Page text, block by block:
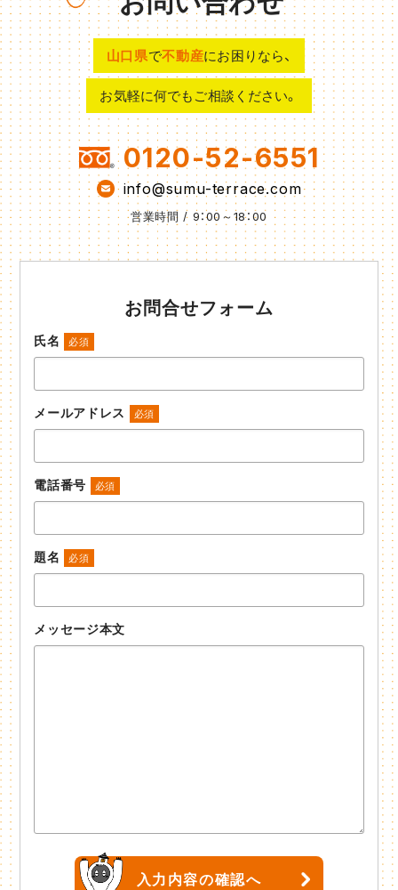
山口県で不動産にお困りなら、
お気軽に何でもご相談ください。
0120-52-6551
info@sumu-terrace.com
営業時間 / 9：00～18：00
お問合せフォーム
氏名 必須
メールアドレス 必須
電話番号 必須
題名 必須
メッセージ本文